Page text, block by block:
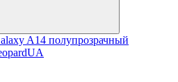
A14 полупрозрачный